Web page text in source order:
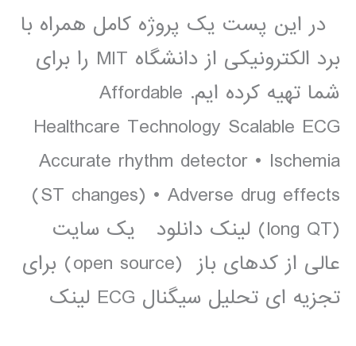
در این پست یک پروژه کامل همراه با
برد الکترونیکی از دانشگاه MIT را برای
شما تهیه کرده ایم. Affordable
Healthcare Technology Scalable ECG
Accurate rhythm detector • Ischemia
(ST changes) • Adverse drug effects
(long QT) لینک دانلود یک سایت
عالی از کدهای باز (open source) برای
تجزیه ای تحلیل سیگنال ECG لینک